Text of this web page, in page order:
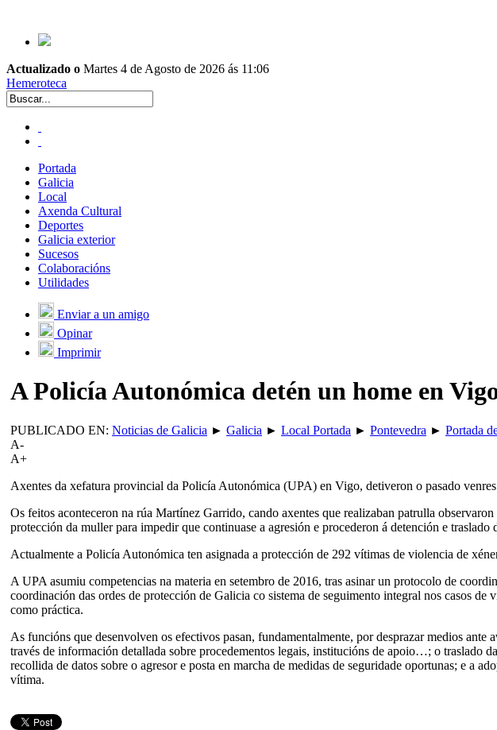
Actualizado o Martes 4 de Agosto de 2026 ás 11:06
Hemeroteca
Portada
Galicia
Local
Axenda Cultural
Deportes
Galicia exterior
Sucesos
Colaboracións
Utilidades
Enviar a un amigo
Opinar
Imprimir
A Policía Autonómica detén un home en
PUBLICADO EN: Noticias de Galicia ► Galicia ► Local Portada ► Pontevedra ► Portada
A-
A+
Axentes da xefatura provincial da Policía Autonómica (UPA) en Vigo, detiveron o pasado
Os feitos aconteceron na rúa Martínez Garrido, cando axentes que realizaban patrulla
protección da muller para impedir que continuase a agresión e procederon á detención e
Actualmente a Policía Autonómica ten asignada a protección de 292 vítimas de violencia de
A UPA asumiu competencias na materia en setembro de 2016, tras asinar un protocolo de
coordinación das ordes de protección de Galicia co sistema de seguimento integral nos casos
como práctica.
As funcións que desenvolven os efectivos pasan, fundamentalmente, por desprazar medios
través de información detallada sobre procedementos legais, institucións de apoio…; o traslado
recollida de datos sobre o agresor e posta en marcha de medidas de seguridade oportunas; e a
vítima.